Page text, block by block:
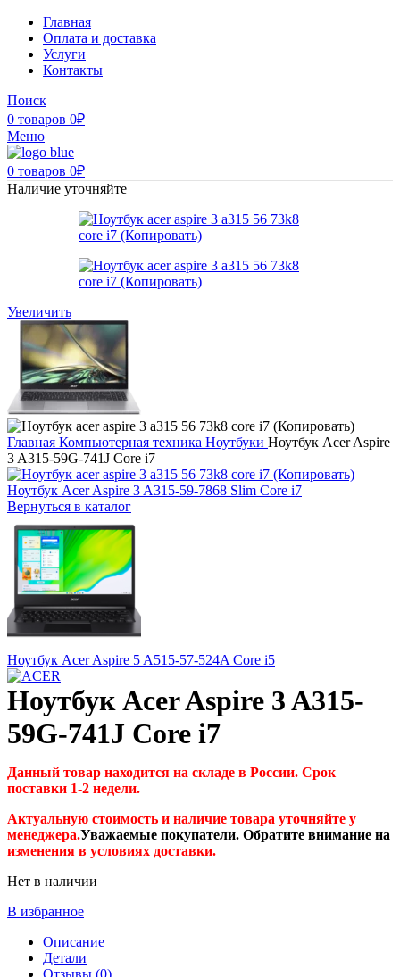
Главная
Оплата и доставка
Услуги
Контакты
Поиск
0 товаров 0₽
Меню
0 товаров 0₽
Наличие уточняйте
Увеличить
Главная Компьютерная техника Ноутбуки Ноутбук Acer Aspire
3 A315-59G-741J Core i7
Ноутбук Acer Aspire 3 A315-59-7868 Slim Core i7
Вернуться в каталог
Ноутбук Acer Aspire 5 A515-57-524A Core i5
Ноутбук Acer Aspire 3 A315-
59G-741J Core i7
Данный товар находится на складе в России. Срок
поставки 1-2 недели.
Актуальную стоимость и наличие товара уточняйте у
менеджера.Уважаемые покупатели. Обратите внимание на
изменения в условиях доставки.
Нет в наличии
В избранное
Описание
Детали
Отзывы (0)